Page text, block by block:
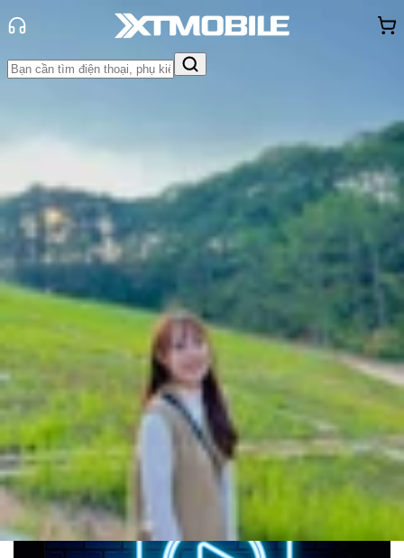
App - Game
Tin MớiĐánh Giá - Trên TaySo Sánh Tư vấn Khuyến
mãi
Thủ thuậtHỏi đápApp - Game Thông báoKhách
hàng - Sự kiện
8 công cụ tạo ảnh GIF miễn phí giúp
bạn làm GIF như dân chuyên
Thùy Nguyễn
Ngày đăng:
11/05/2025
Cập nhật:11/05/2025
Theo dõi XTMobile trên